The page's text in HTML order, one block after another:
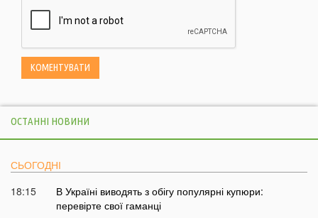
ОСТАННІ НОВИНИ
СЬОГОДНІ
18:15
В Україні виводять з обігу популярні купюри:
перевірте свої гаманці